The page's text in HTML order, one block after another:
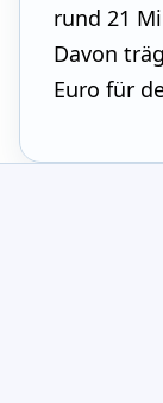
rund 21
Davon
Euro für